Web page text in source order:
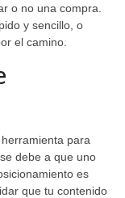
o no una compra.
y sencillo, o
el camino.
para
debe a que uno
es
que tu contenido